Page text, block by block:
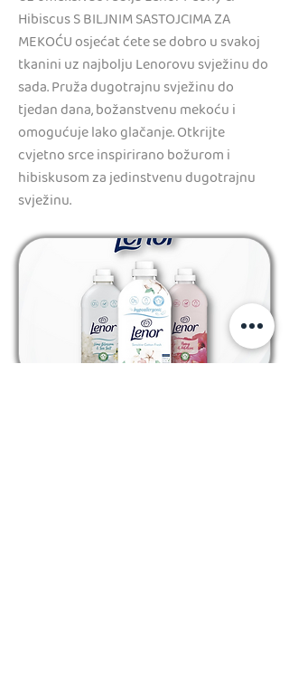
Hibiscus S BILJNIM SASTOJCIMA ZA
MEKOĆU osjećat ćete se dobro u svakoj
tkanini uz najbolju Lenorovu svježinu do
sada. Pruža dugotrajnu svježinu do
tjedan dana, božanstvenu mekoću i
omogućuje lako glačanje. Otkrijte
cvjetno srce inspirirano božurom i
hibiskusom za jedinstvenu dugotrajnu
svježinu.